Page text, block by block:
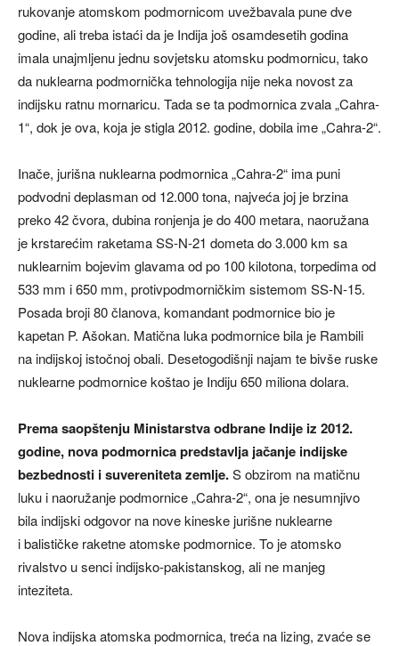
rukovanje atomskom podmornicom uvežbavala pune dve
godine, ali treba istaći da je Indija još osamdesetih godina
imala unajmljenu jednu sovjetsku atomsku podmornicu, tako
da nuklearna podmornička tehnologija nije neka novost za
indijsku ratnu mornaricu. Tada se ta podmornica zvala „Cahra-
1“, dok je ova, koja je stigla 2012. godine, dobila ime „Cahra-2“.
Inače, jurišna nuklearna podmornica „Cahra-2“ ima puni
podvodni deplasman od 12.000 tona, najveća joj je brzina
preko 42 čvora, dubina ronjenja je do 400 metara, naoružana
je krstarećim raketama SS-N-21 dometa do 3.000 km sa
nuklearnim bojevim glavama od po 100 kilotona, torpedima od
533 mm i 650 mm, protivpodmorničkim sistemom SS-N-15.
Posada broji 80 članova, komandant podmornice bio je
kapetan P. Ašokan. Matična luka podmornice bila je Rambili
na indijskoj istočnoj obali. Desetogodišnji najam te bivše ruske
nuklearne podmornice koštao je Indiju 650 miliona dolara.
Prema saopštenju Ministarstva odbrane Indije iz 2012.
godine, nova podmornica predstavlja jačanje indijske
bezbednosti i suvereniteta zemlje.S obzirom na matičnu
luku i naoružanje podmornice „Cahra-2“, ona je nesumnjivo
bila indijski odgovor na nove kineske jurišne nuklearne
i balističke raketne atomske podmornice. To je atomsko
rivalstvo u senci indijsko-pakistanskog, ali ne manjeg
inteziteta.
Nova indijska atomska podmornica, treća na lizing, zvaće se